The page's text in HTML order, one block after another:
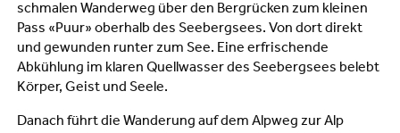
schmalen Wanderweg über den Bergrücken zum kleinen
Pass «Puur» oberhalb des Seebergsees. Von dort direkt
und gewunden runter zum See. Eine erfrischende
Abkühlung im klaren Quellwasser des Seebergsees belebt
Körper, Geist und Seele.
Danach führt die Wanderung auf dem Alpweg zur Alp